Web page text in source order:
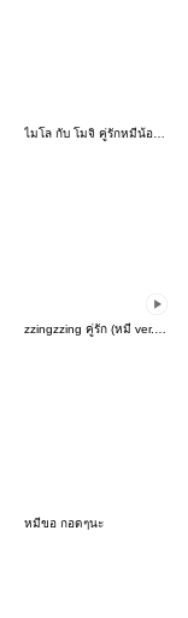
ไมโล กับ โมจิ คู่รักหมีน้อย V.1
หมีขอ กอดๆนะ